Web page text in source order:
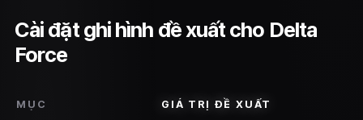
Cài đặt ghi hình đề xuất cho Delta
Force
MỤC GIÁ TRỊ ĐỀ XUẤT